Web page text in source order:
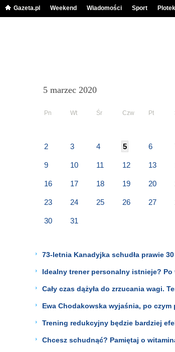
Gazeta.pl Weekend Wiadomości Sport Plotek
5 marzec 2020
Pn Wt Śr Czw Pt
2 3 4 5 6
9 10 11 12 13
16 17 18 19 20
23 24 25 26 27
30 31
73-letnia Kanadyjka schudła prawie
Idealny trener personalny istnieje? Po
Cały czas dążyła do zrzucania wagi.
Ewa Chodakowska wyjaśnia, po
Trening redukcyjny będzie bardziej
Chcesz schudnąć? Pamiętaj o